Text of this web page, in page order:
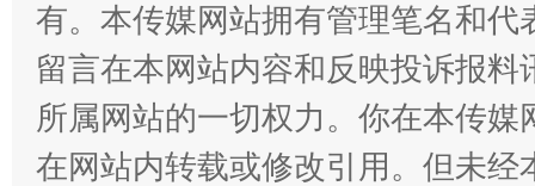
有。本传媒网站拥有管理笔名和
留言在本网站内容和反映投诉报
所属网站的一切权力。你在本传
在网站内转载或修改引用。但未